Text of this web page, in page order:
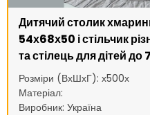
Дитячий столик
54х68х50 і стільчик
та стілець для дітей до
Розміри (ВхШхГ): х500х
Матеріал:
Виробник: Україна